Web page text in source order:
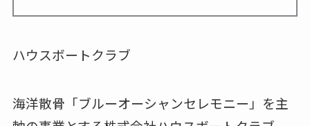
ハウスボートクラブ
海洋散骨「ブルーオーシャンセレモニー」を主